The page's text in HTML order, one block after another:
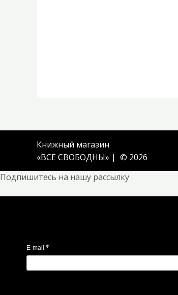
Книжный магазин
«ВСЕ СВОБОДНЫ» | © 2026
Подпишитесь на нашу рассылку
E-mail *